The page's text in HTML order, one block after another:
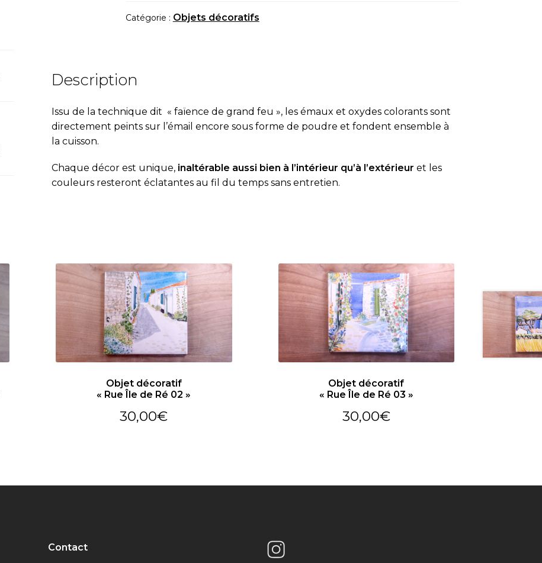
"Rue
04"
Catégorie : Objets décoratifs
Description
Issu de la technique dit « faïence de grand feu », les émaux et oxydes colorants sont
directement peints sur l’émail encore sous forme de poudre et fondent ensemble à
la cuisson.
Chaque décor est unique, inaltérable aussi bien à l’intérieur qu’à l’extérieur et les
couleurs resteront éclatantes au fil du temps sans entretien.
Objet décoratif
« Rue Île de Ré 02 »
30,00€
Objet décoratif
« Rue Île de Ré 03 »
30,00€
Contact